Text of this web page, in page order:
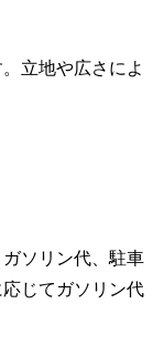
立地や広さによ
ソリン代、駐車
じてガソリン代